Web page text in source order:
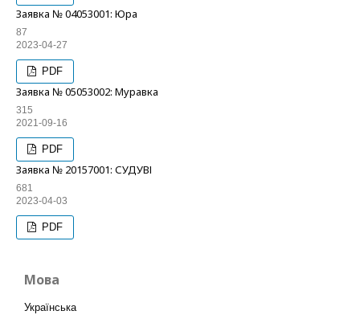
Заявка № 04053001: Юра
87
2023-04-27
PDF
Заявка № 05053002: Муравка
315
2021-09-16
PDF
Заявка № 20157001: СУДУВІ
681
2023-04-03
PDF
Мова
Українська